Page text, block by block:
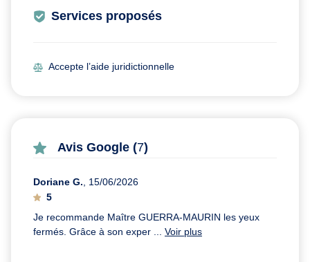
Services proposés
Accepte l’aide juridictionnelle
Avis Google (7)
Doriane G., 15/06/2026
5
Je recommande Maître GUERRA-MAURIN les yeux
fermés. Grâce à son exper ... Voir plus